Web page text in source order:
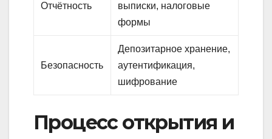
Отчётность
выписки, налоговые
формы
Безопасность
Депозитарное хранение,
аутентификация,
шифрование
Процесс открытия и